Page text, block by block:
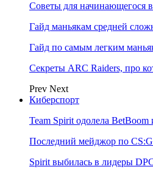
Советы для начинающегося
Гайд маньякам средней
Гайд по самым легким
Секреты ARC Raiders, про
Prev Next
Киберспорт
Team Spirit одолела
Последний мейджор по
Spirit выбилась в лидеры